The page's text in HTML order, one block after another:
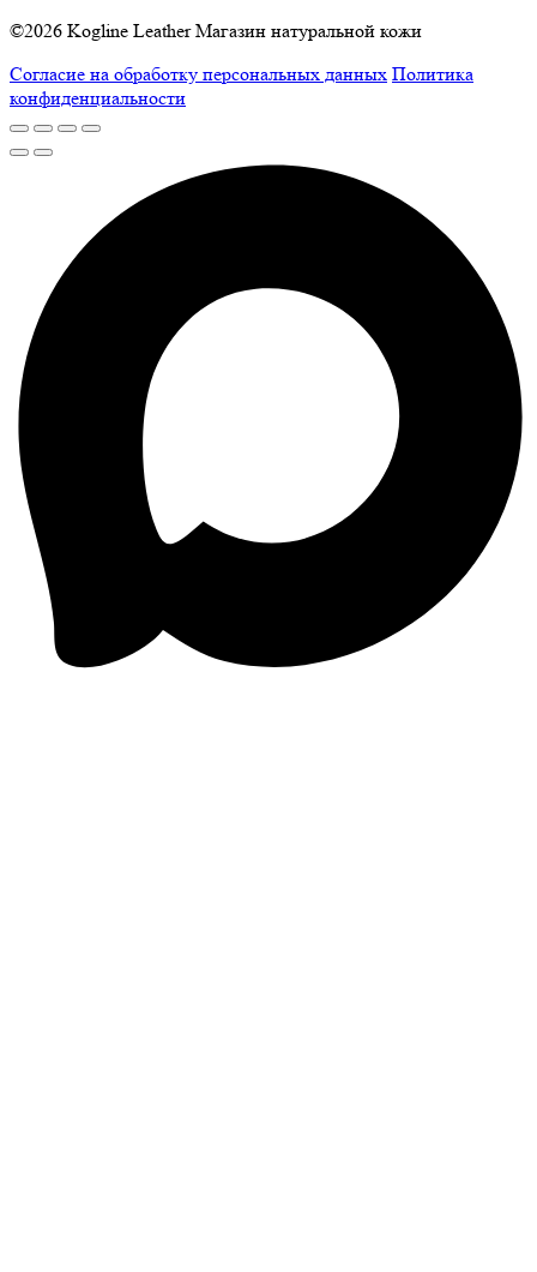
©2026 Kogline Leather Магазин натуральной кожи
Согласие на обработку персональных данных Политика
конфиденциальности